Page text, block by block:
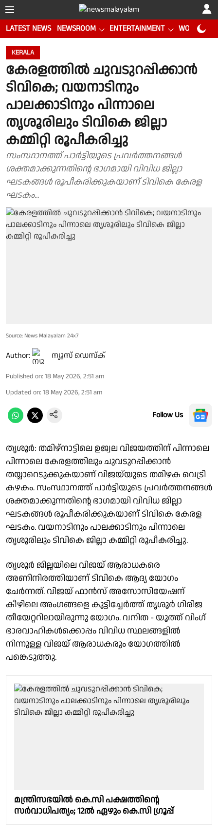
LATEST NEWS NEWSROOM ENTERTAINMENT WORLD CUP
KERALA
കേരളത്തിൽ ചുവടുറപ്പിക്കാൻ
ടിവികെ; വയനാടിനും
പാലക്കാടിനും പിന്നാലെ
തൃശൂരിലും ടിവികെ ജില്ലാ
കമ്മിറ്റി രൂപീകരിച്ചു
സംസ്ഥാനത്ത് പാർട്ടിയുടെ പ്രവർത്തനങ്ങൾ
ശക്തമാക്കുന്നതിൻ്റെ ഭാഗമായി വിവിധ ജില്ലാ
ഘടകങ്ങൾ രൂപീകരിക്കുകയാണ് ടിവികെ കേരള
ഘടകം...
Source: News Malayalam 24x7
Author: ന്യൂസ് ഡെസ്ക്
Published on: 18 May 2026, 2:51 am
Updated on: 18 May 2026, 2:51 am
Follow Us
തൃശൂർ: തമിഴ്നാട്ടിലെ ഉജ്വല വിജയത്തിന് പിന്നാലെ
പിന്നാലെ കേരളത്തിലും ചുവടുറപ്പിക്കാൻ
തയ്യാറെടുക്കുകയാണ് വിജയ്‌യുടെ തമിഴക വെട്രി
കഴകം. സംസ്ഥാനത്ത് പാർട്ടിയുടെ പ്രവർത്തനങ്ങൾ
ശക്തമാക്കുന്നതിന്റെ ഭാഗമായി വിവിധ ജില്ലാ
ഘടകങ്ങൾ രൂപീകരിക്കുകയാണ് ടിവികെ കേരള
ഘടകം. വയനാടിനും പാലക്കാടിനും പിന്നാലെ
തൃശൂരിലും ടിവികെ ജില്ലാ കമ്മിറ്റി രൂപീകരിച്ചു.
തൃശൂർ ജില്ലയിലെ വിജയ് ആരാധകരെ
അണിനിരത്തിയാണ് ടിവികെ ആദ്യ യോഗം
ചേർന്നത്. വിജയ് ഫാൻസ് അസോസിയേഷന്
കീഴിലെ അംഗങ്ങളെ കൂട്ടിച്ചേർത്ത് തൃശൂർ ഗിരിജ
തീയേറ്ററിലായിരുന്നു യോഗം. വനിത - യൂത്ത് വിംഗ്
ഭാരവാഹികൾക്കൊപ്പം വിവിധ സ്ഥലങ്ങളിൽ
നിന്നുള്ള വിജയ് ആരാധകരും യോഗത്തിൽ
പങ്കെടുത്തു.
മന്ത്രിസഭയിൽ കെ.സി പക്ഷത്തിൻ്റെ
സർവാധിപത്യം; 12ൽ ഏഴും കെ.സി ഗ്രൂപ്പ്